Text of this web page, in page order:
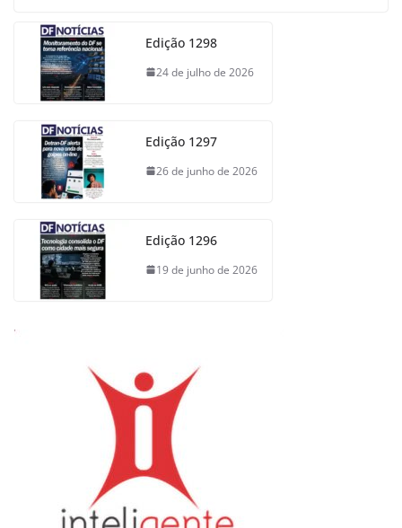
Edição 1298
24 de julho de 2026
Edição 1297
26 de junho de 2026
Edição 1296
19 de junho de 2026